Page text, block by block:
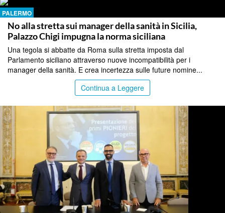
PALERMO
No alla stretta sui manager della sanità in Sicilia,
Palazzo Chigi impugna la norma siciliana
Una tegola si abbatte da Roma sulla stretta imposta dal
Parlamento siciliano attraverso nuove incompatibilità per i
manager della sanità. E crea incertezza sulle future nomine...
Continua a Leggere